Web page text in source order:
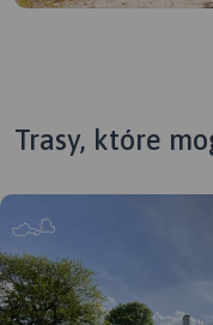
Trasy, które